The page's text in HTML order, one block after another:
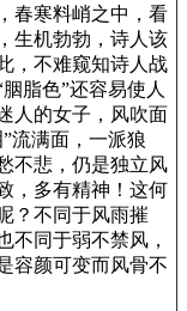
春寒料峭之中，看
生机勃勃，诗人该
，不难窥知诗人战
脂色”还容易使人
人的女子，风吹面
流满面，一派狼
不悲，仍是独立风
，多有精神！这何
？不同于风雨摧
不同于弱不禁风，
容颜可变而风骨不